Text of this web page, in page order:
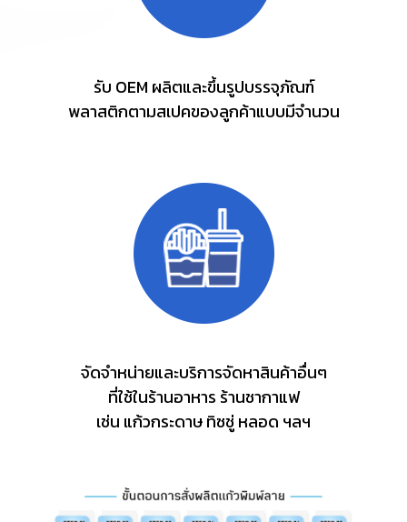
รับ OEM ผลิตและขึ้นรูปบรรจุภัณฑ์
พลาสติกตามสเปคของลูกค้าแบบมีจำนวน
จัดจำหน่ายและบริการจัดหาสินค้าอื่นๆ
ที่ใช้ในร้านอาหาร ร้านชากาแฟ
เช่น แก้วกระดาษ ทิซชู่ หลอด ฯลฯ